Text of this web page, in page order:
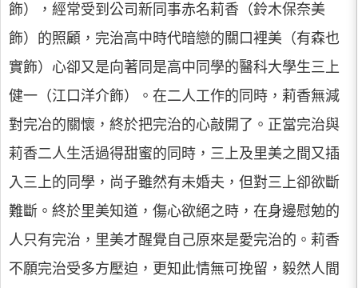
飾），經常受到公司新同事赤名莉香（鈴木保奈美
飾）的照顧，完治高中時代暗戀的關口裡美（有森也
實飾）心卻又是向著同是高中同學的醫科大學生三上
健一（江口洋介飾）。在二人工作的同時，莉香無減
對完冶的關懷，終於把完治的心敲開了。正當完治與
莉香二人生活過得甜蜜的同時，三上及里美之間又插
入三上的同學，尚子雖然有未婚夫，但對三上卻欲斷
難斷。終於里美知道，傷心欲絕之時，在身邊慰勉的
人只有完治，里美才醒覺自己原來是愛完治的。莉香
不願完治受多方壓迫，更知此情無可挽留，毅然人間